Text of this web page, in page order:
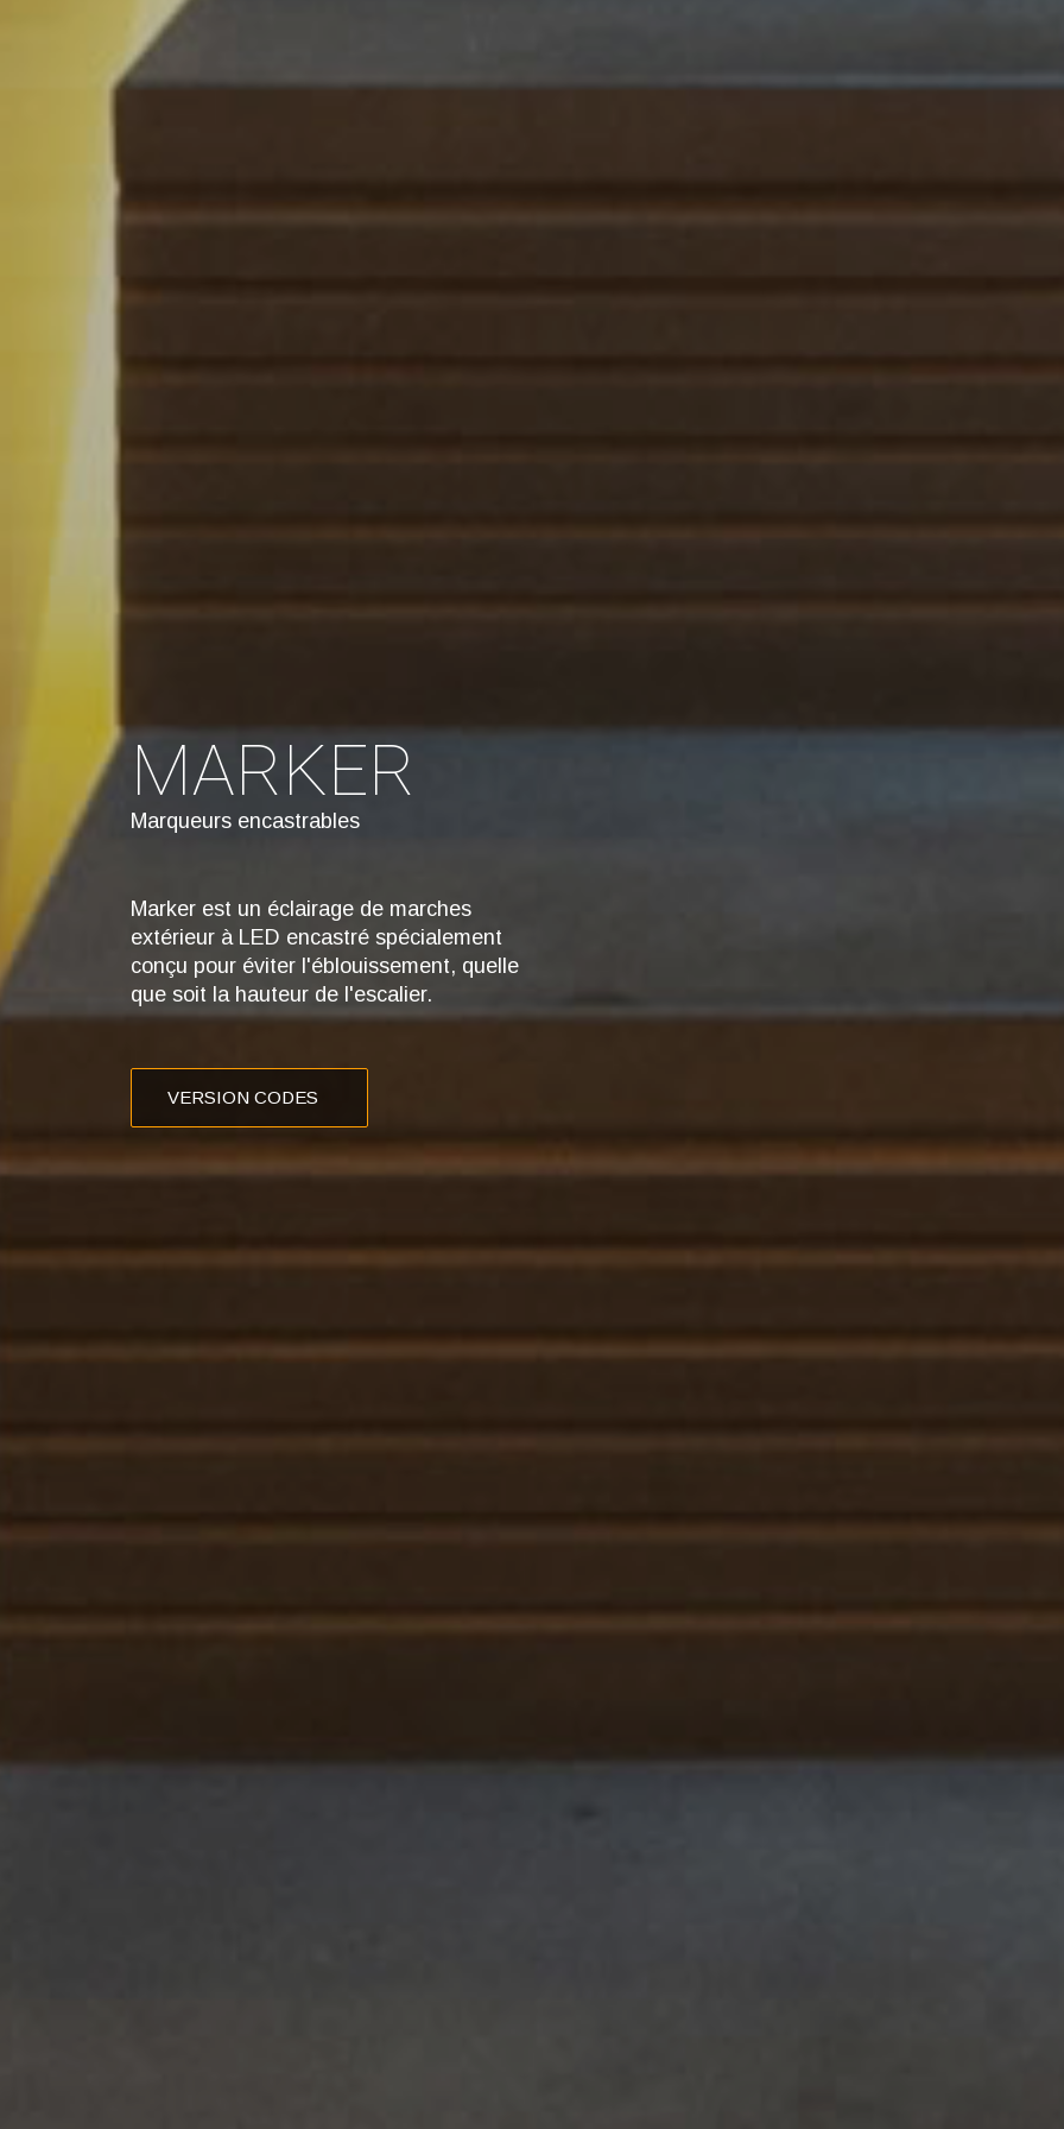
MARKER
Marqueurs encastrables
Marker est un éclairage de marches
extérieur à LED encastré spécialement
conçu pour éviter l'éblouissement, quelle
que soit la hauteur de l'escalier.
VERSION CODES